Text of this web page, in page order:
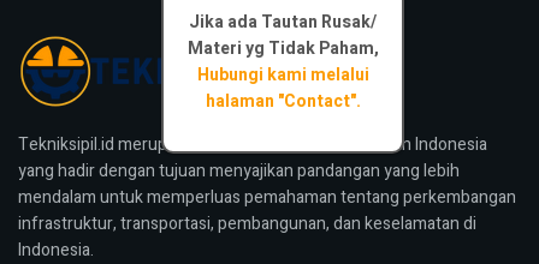
Tekniksipil.id merupakan media konstruksi bangunan Indonesia
yang hadir dengan tujuan menyajikan pandangan yang lebih
mendalam untuk memperluas pemahaman tentang perkembangan
infrastruktur, transportasi, pembangunan, dan keselamatan di
Indonesia.
Jika ada Tautan Rusak/
Materi yg Tidak Paham,
Hubungi kami melalui
halaman "Contact".